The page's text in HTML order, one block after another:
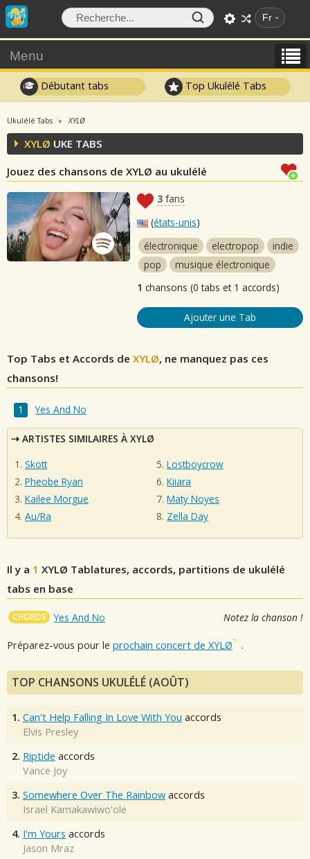
Fr
Menu
Débutant tabs Top Ukulélé Tabs
Ukulélé Tabs XYLØ
XYLØ UKE TABS
Jouez des chansons de XYLØ au ukulélé
3 fans
(états-unis)
électronique
electropop
indie
pop
musique électronique
1 chansons (0 tabs et 1 accords)
Ajouter une Tab
Top Tabs et Accords de XYLØ, ne manquez pas ces
chansons!
Yes And No
ARTISTES SIMILAIRES À XYLØ
Skott
Pheobe Ryan
Kailee Morgue
Au/Ra
Lostboycrow
Kiiara
Maty Noyes
Zella Day
Il y a 1 XYLØ Tablatures, accords, partitions de ukulélé
tabs en base
CHORDS Yes And No Notez la chanson !
Préparez-vous pour le prochain concert de XYLØ .
TOP CHANSONS UKULÉLÉ (AOÛT)
1. Can't Help Falling In Love With You accords
Elvis Presley
2. Riptide accords
Vance Joy
3. Somewhere Over The Rainbow accords
Israel Kamakawiwo'ole
4. I'm Yours accords
Jason Mraz